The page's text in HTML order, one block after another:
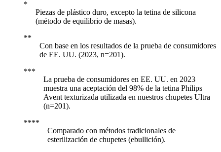
Piezas de plástico duro, excepto la tetina de silicona
(método de equilibrio de masas).
Con base en los resultados de la prueba de consumidores
de EE. UU. (2023, n=201).
La prueba de consumidores en EE. UU. en 2023
muestra una aceptación del 98% de la tetina Philips
Avent texturizada utilizada en nuestros chupetes Ultra
(n=201).
Comparado con métodos tradicionales de
esterilización de chupetes (ebullición).